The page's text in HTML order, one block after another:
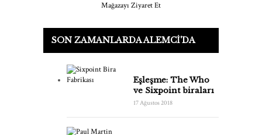
Mağazayı Ziyaret Et
SON ZAMANLARDA ALEMCI'DA
Eşleşme: The Who
ve Sixpoint biraları
17 Ağustos 2018